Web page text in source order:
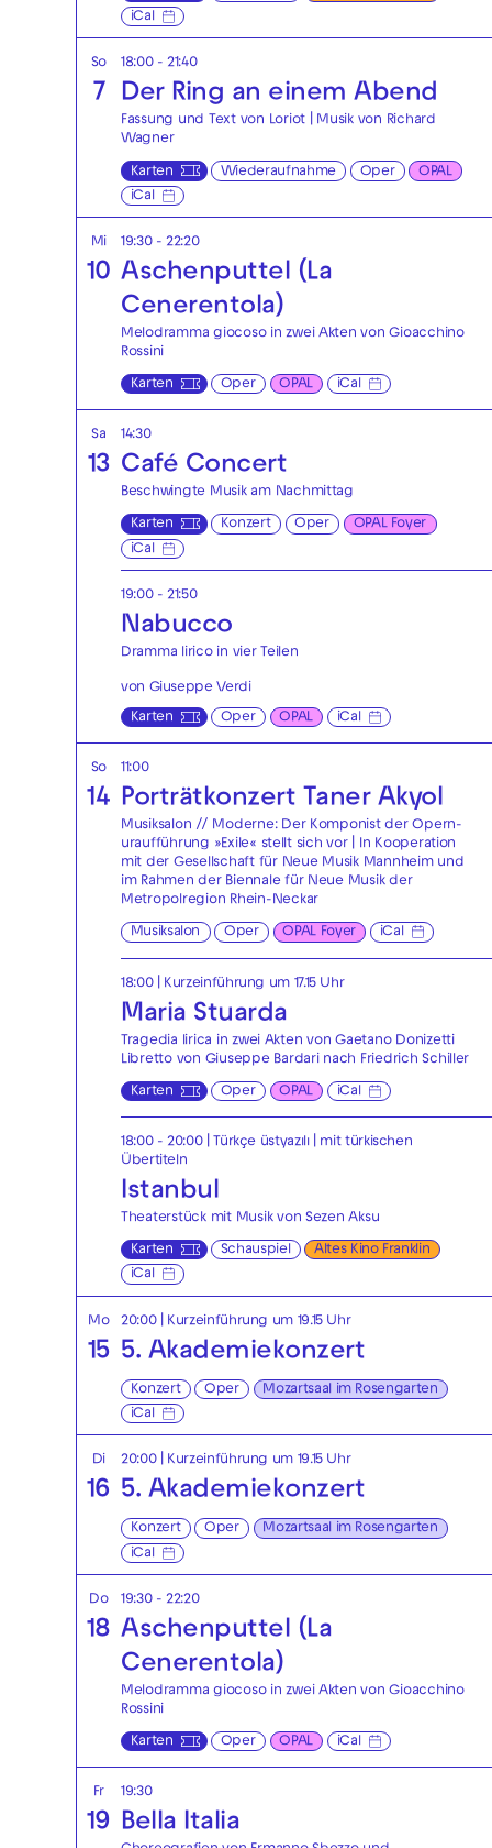
iCal
So
7
18:00 - 21:40
Der Ring an einem Abend
Fassung und Text von Loriot | Musik von Richard
Wagner
Karten Wiederaufnahme Oper
OPAL
iCal
Mi
10
19:30 - 22:20
Aschenputtel (La
Cenerentola)
Melodramma giocoso in zwei Akten von Gioacchino
Rossini
Karten Oper OPAL iCal
Sa
13
14:30
Café Concert
Beschwingte Musik am Nachmittag
Karten Konzert Oper
OPAL Foyer
iCal
19:00 - 21:50
Nabucco
Dramma lirico in vier Teilen
von Giuseppe Verdi
Karten Oper OPAL iCal
So
14
11:00
Porträtkonzert Taner Akyol
Musiksalon // Moderne: Der Komponist der Opern-
uraufführung »Exile« stellt sich vor | In Kooperation
mit der Gesellschaft für Neue Musik Mannheim und
im Rahmen der Biennale für Neue Musik der
Metropolregion Rhein-Neckar
Musiksalon Oper OPAL Foyer iCal
18:00 | Kurzeinführung um 17.15 Uhr
Maria Stuarda
Tragedia lirica in zwei Akten von Gaetano Donizetti
Libretto von Giuseppe Bardari nach Friedrich Schiller
Karten Oper OPAL iCal
18:00 - 20:00|
Türkçe üstyazılı | mit türkischen
Übertiteln
Istanbul
Theaterstück mit Musik von Sezen Aksu
Karten Schauspiel
Altes Kino Franklin
iCal
Mo
15
20:00 | Kurzeinführung um 19.15 Uhr
5. Akademiekonzert
Konzert Oper
Mozartsaal im Rosengarten
iCal
Di
16
20:00 | Kurzeinführung um 19.15 Uhr
5. Akademiekonzert
Konzert Oper
Mozartsaal im Rosengarten
iCal
Do
18
19:30 - 22:20
Aschenputtel (La
Cenerentola)
Melodramma giocoso in zwei Akten von Gioacchino
Rossini
Karten Oper OPAL iCal
Fr
19
19:30
Bella Italia